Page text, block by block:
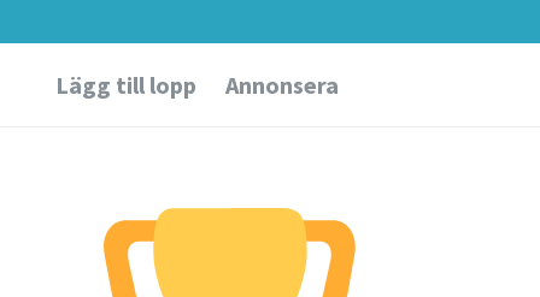
Lägg till lopp Annonsera